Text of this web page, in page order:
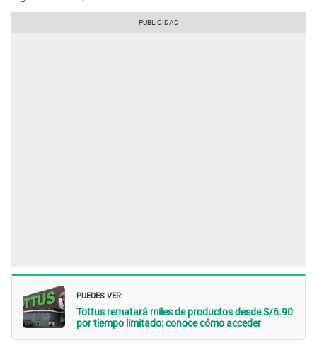
PUEDES VER:
Tottus rematará miles de productos desde S/6.90
por tiempo limitado: conoce cómo acceder